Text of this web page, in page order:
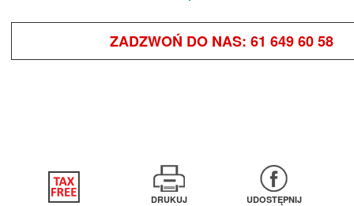
ZADZWOŃ DO NAS: 61 649 60 58
DRUKUJ UDOSTĘPNIJ